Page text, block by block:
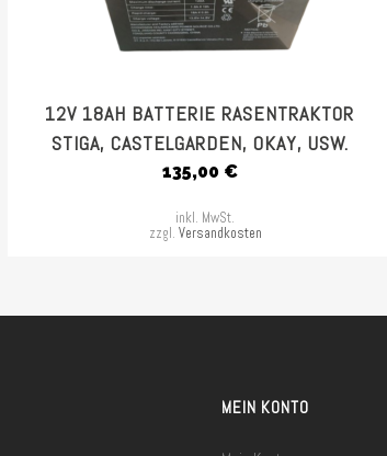
12V 18AH BATTERIE RASENTRAKTOR
STIGA, CASTELGARDEN, OKAY, USW.
135,00 €
inkl. MwSt.
zzgl. Versandkosten
MEIN KONTO